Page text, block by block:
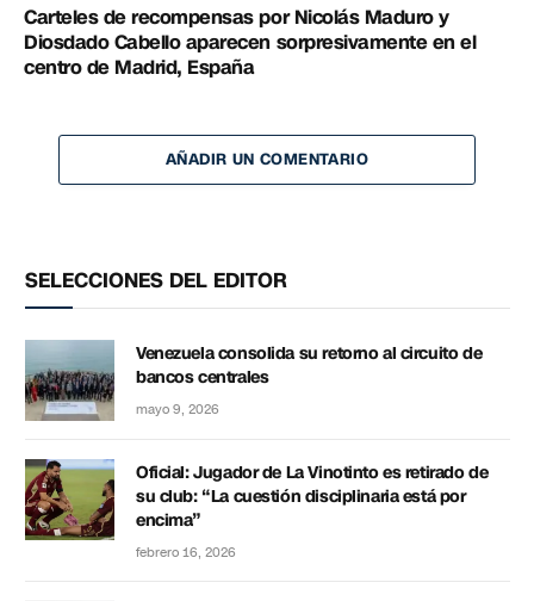
Carteles de recompensas por Nicolás Maduro y
Diosdado Cabello aparecen sorpresivamente en el
centro de Madrid, España
AÑADIR UN COMENTARIO
SELECCIONES DEL EDITOR
Venezuela consolida su retorno al circuito de
bancos centrales
mayo 9, 2026
Oficial: Jugador de La Vinotinto es retirado de
su club: “La cuestión disciplinaria está por
encima”
febrero 16, 2026